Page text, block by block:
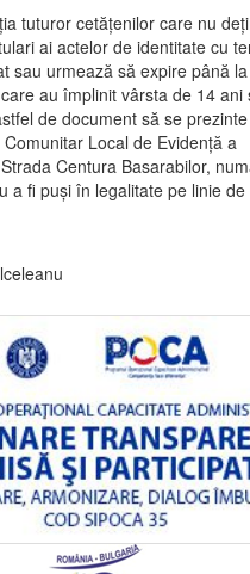
tuturor cetățenilor care nu
ai actelor de identitate cu
sau urmează să expire până
au împlinit vârsta de 14 ani
de document să se
Local de Evidență a
Centura Basarabilor,
a fi puși în legalitate pe linie de